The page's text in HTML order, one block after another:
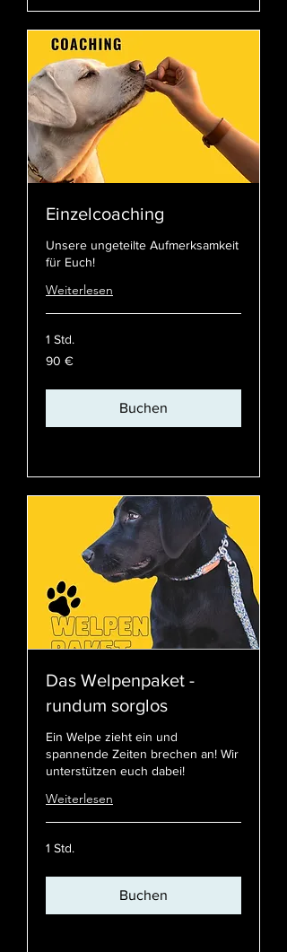
Einzelcoaching
Unsere ungeteilte Aufmerksamkeit
für Euch!
Weiterlesen
1 Std.
90
Euro
90 €
Buchen
Das Welpenpaket -
rundum sorglos
Ein Welpe zieht ein und
spannende Zeiten brechen an! Wir
unterstützen euch dabei!
Weiterlesen
1 Std.
Buchen